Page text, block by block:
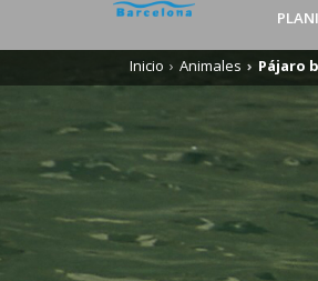
Inicio Animales Pájaro